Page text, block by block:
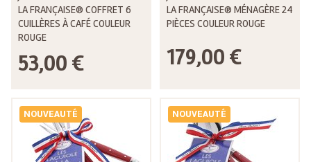
LA FRANÇAISE® COFFRET 6
CUILLÈRES À CAFÉ COULEUR
ROUGE
53,00 €
LA FRANÇAISE® MÉNAGÈRE 24
PIÈCES COULEUR ROUGE
179,00 €
NOUVEAUTÉ NOUVEAUTÉ